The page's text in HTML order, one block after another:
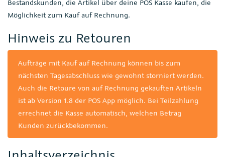
Bestandskunden, die Artikel über deine POS Kasse kaufen, die
Möglichkeit zum Kauf auf Rechnung.
Hinweis zu Retouren
Aufträge mit Kauf auf Rechnung können bis zum
nächsten Tagesabschluss wie gewohnt storniert werden.
Auch die Retoure von auf Rechnung gekauften Artikeln
ist ab Version 1.8 der POS App möglich. Bei Teilzahlung
errechnet die Kasse automatisch, welchen Betrag
Kunden zurückbekommen.